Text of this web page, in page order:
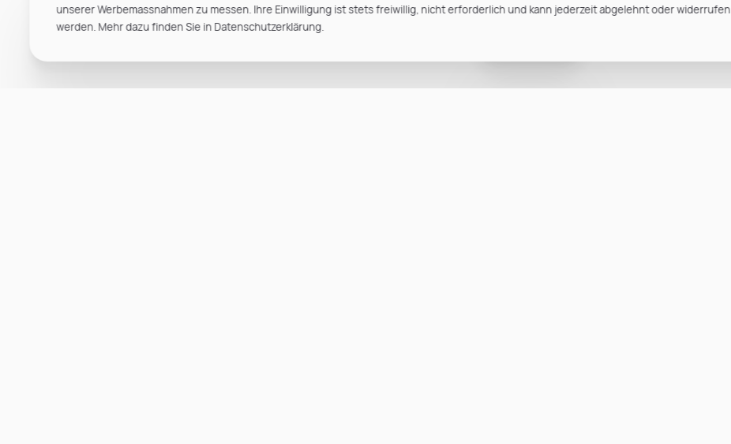
unserer Werbemassnahmen zu messen. Ihre Einwilligung ist stets freiwillig, nicht erforderlich und kann jederzeit abgelehnt oder widerrufen
werden. Mehr dazu finden Sie in Datenschutzerklärung.